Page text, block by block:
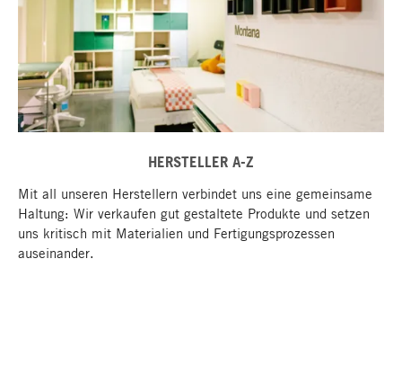
HERSTELLER A-Z
Mit all unseren Herstellern verbindet uns eine gemeinsame
Haltung: Wir verkaufen gut gestaltete Produkte und setzen
uns kritisch mit Materialien und Fertigungsprozessen
auseinander.